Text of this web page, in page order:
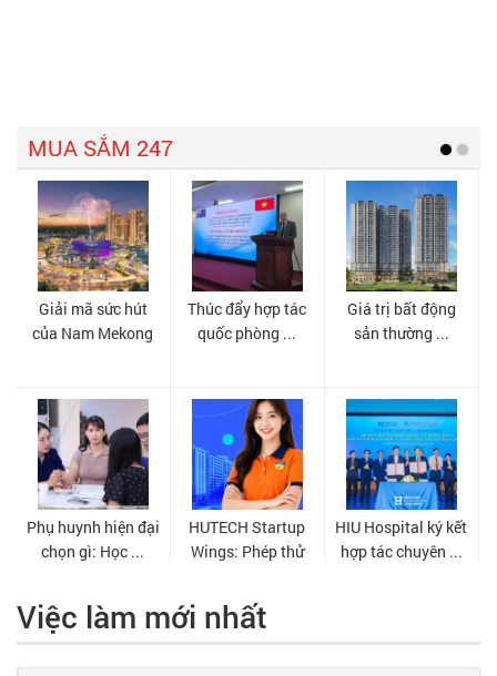
Việc làm mới nhất